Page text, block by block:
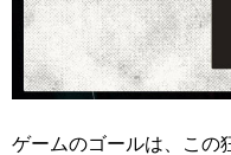
ゲームのゴールは、この